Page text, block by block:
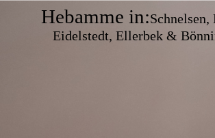
Hebamme in:
Eidelstedt, Ellerbek &